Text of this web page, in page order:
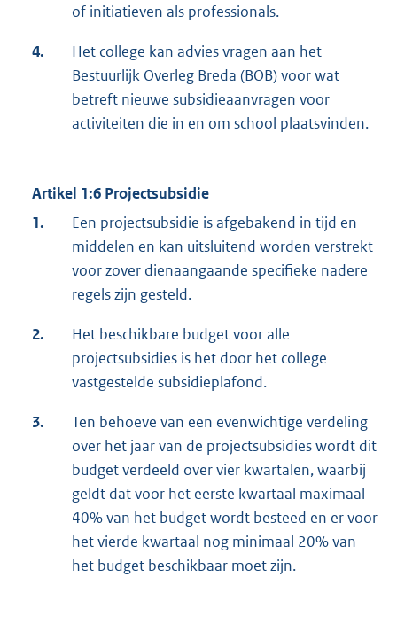
of initiatieven als professionals.
4.
Het college kan advies vragen aan het
Bestuurlijk Overleg Breda (BOB) voor wat
betreft nieuwe subsidieaanvragen voor
activiteiten die in en om school plaatsvinden.
Artikel 1:6 Projectsubsidie
1.
Een projectsubsidie is afgebakend in tijd en
middelen en kan uitsluitend worden verstrekt
voor zover dienaangaande specifieke nadere
regels zijn gesteld.
2.
Het beschikbare budget voor alle
projectsubsidies is het door het college
vastgestelde subsidieplafond.
3.
Ten behoeve van een evenwichtige verdeling
over het jaar van de projectsubsidies wordt dit
budget verdeeld over vier kwartalen, waarbij
geldt dat voor het eerste kwartaal maximaal
40% van het budget wordt besteed en er voor
het vierde kwartaal nog minimaal 20% van
het budget beschikbaar moet zijn.